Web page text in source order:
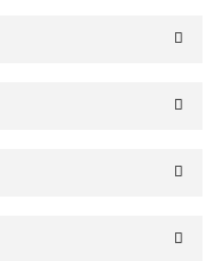
ve diğer konularda
tarafımıza